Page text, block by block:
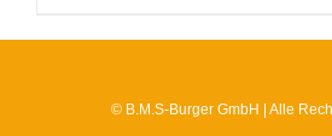
© B.M.S-Burger GmbH | Alle